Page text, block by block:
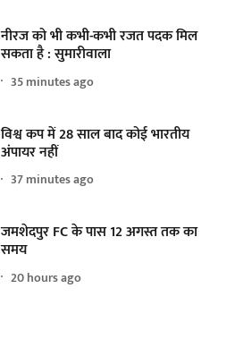
नीरज को भी कभी-कभी रजत पदक मिल
सकता है : सुमारीवाला
35 minutes ago
विश्व कप में 28 साल बाद कोई भारतीय
अंपायर नहीं
37 minutes ago
जमशेदपुर FC के पास 12 अगस्त तक का
समय
20 hours ago